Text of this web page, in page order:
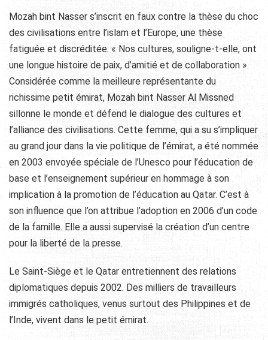
Mozah bint Nasser s’inscrit en faux contre la thèse du choc
des civilisations entre l’islam et l’Europe, une thèse
fatiguée et discréditée. « Nos cultures, souligne-t-elle, ont
une longue histoire de paix, d’amitié et de collaboration ».
Considérée comme la meilleure représentante du
richissime petit émirat, Mozah bint Nasser Al Missned
sillonne le monde et défend le dialogue des cultures et
l’alliance des civilisations. Cette femme, qui a su s’impliquer
au grand jour dans la vie politique de l’émirat, a été nommée
en 2003 envoyée spéciale de l’Unesco pour l’éducation de
base et l’enseignement supérieur en hommage à son
implication à la promotion de l’éducation au Qatar. C’est à
son influence que l’on attribue l’adoption en 2006 d’un code
de la famille. Elle a aussi supervisé la création d’un centre
pour la liberté de la presse.
Le Saint-Siège et le Qatar entretiennent des relations
diplomatiques depuis 2002. Des milliers de travailleurs
immigrés catholiques, venus surtout des Philippines et de
l’Inde, vivent dans le petit émirat.